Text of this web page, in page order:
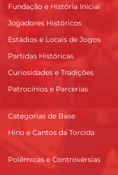
Fundação e História Inicial
Jogadores Históricos
Estádios e Locais de Jogos
Partidas Históricas
Curiosidades e Tradições
Patrocínios e Parcerias
Categorias de Base
Hino e Cantos da Torcida
Polêmicas e Controvérsias